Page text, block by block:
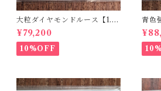
大粒ダイヤモンドルース【1.5
90ct】PRO207355
¥79,200
10%OFF
青色
00ct